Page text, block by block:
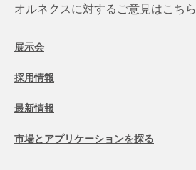
オルネクスに対するご意見はこちら
展示会
採用情報
最新情報
市場とアプリケーションを探る